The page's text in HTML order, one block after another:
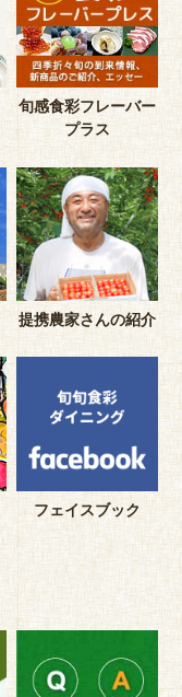
旬感食彩フレーバー
プラス
提携農家さんの紹介
フェイスブック